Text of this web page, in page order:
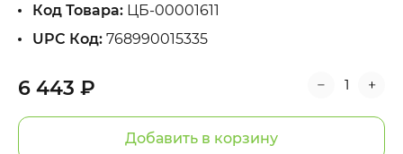
6 443 ₽
Добавить в корзину
Код Товара: ЦБ-00001611
UPC Код: 768990015335